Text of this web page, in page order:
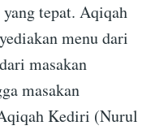
tepat. Aqiqah
menu dari
masakan
masakan
Kediri (Nurul